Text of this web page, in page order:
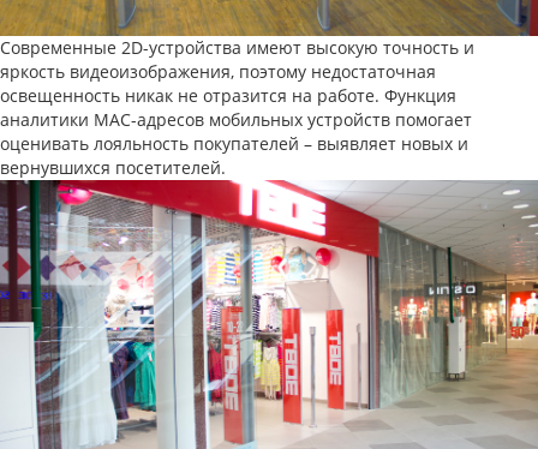
Современные 2D-устройства имеют высокую точность и
яркость видеоизображения, поэтому недостаточная
освещенность никак не отразится на работе. Функция
аналитики MAC-адресов мобильных устройств помогает
оценивать лояльность покупателей – выявляет новых и
вернувшихся посетителей.